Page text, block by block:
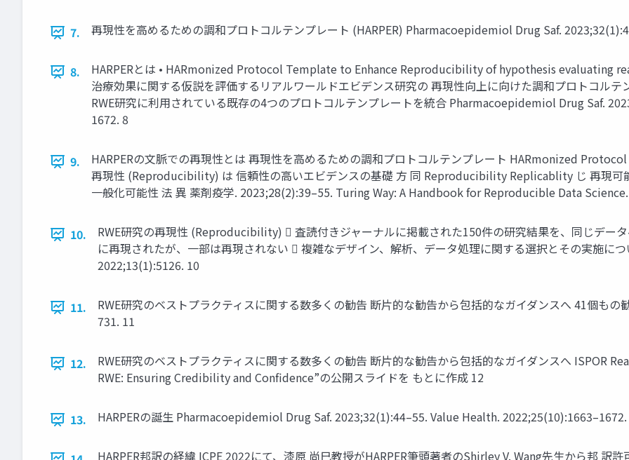
7. 再現性を高めるための調和プロトコルテンプレート (HARPER) Pharmacoepidemiol Drug Saf.
8.
HARPERとは • HARmonized Protocol Template to Enhance Reproducibility of hypothesis
治療効果に関する仮説を評価するリアルワールドエビデンス研究の 再現性向上に向けた調和プロトコルテ
RWE研究に利用されている既存の4つのプロトコルテンプレートを統合 Pharmacoepidemiol Drug Saf.
1672. 8
9.
HARPERの文脈での再現性とは 再現性を高めるための調和プロトコルテンプレート HARmonized
再現性 (Reproducibility) は 信頼性の高いエビデンスの基礎 方 同 Reproducibility Replicablity じ 再現
一般化可能性 法 異 薬剤疫学. 2023;28(2):39–55. Turing Way: A Handbook for Reproducible Data
10.
RWE研究の再現性 (Reproducibility)  査読付きジャーナルに掲載された150件の研究結果を、同じデー
に再現されたが、一部は再現されない  複雑なデザイン、解析、データ処理に関する選択とその実施に
2022;13(1):5126. 10
11.
RWE研究のベストプラクティスに関する数多くの勧告 断片的な勧告から包括的なガイダンスへ 41個も
731. 11
12.
RWE研究のベストプラクティスに関する数多くの勧告 断片的な勧告から包括的なガイダンスへ ISPOR
RWE: Ensuring Credibility and Confidence”の公開スライドを もとに作成 12
13. HARPERの誕生 Pharmacoepidemiol Drug Saf. 2023;32(1):44–55. Value Health.
HARPER邦訳の経緯 ICPE 2022にて、漆原 尚巳教授がHARPER筆頭著者のShirley V. Wang先生から邦 訳